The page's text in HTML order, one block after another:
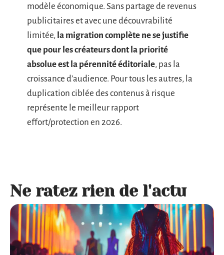
modèle économique. Sans partage de revenus
publicitaires et avec une découvrabilité
limitée, la migration complète ne se justifie
que pour les créateurs dont la priorité
absolue est la pérennité éditoriale, pas la
croissance d’audience. Pour tous les autres, la
duplication ciblée des contenus à risque
représente le meilleur rapport
effort/protection en 2026.
Ne ratez rien de l'actu